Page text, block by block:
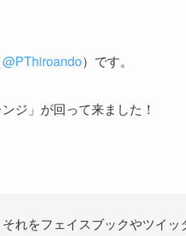
@PThiroando）です。
ジ」が回って来ました！
れをフェイスブックやツイッ